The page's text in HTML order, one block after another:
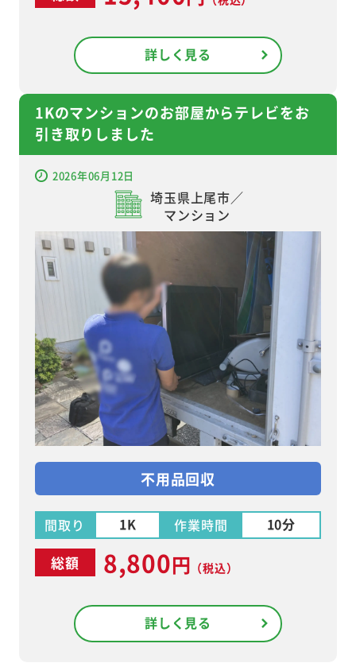
詳しく見る
1Kのマンションのお部屋からテレビをお
引き取りしました
2026年06月12日
埼玉県上尾市／
マンション
不用品回収
間取り 1K 作業時間 10分
総額 8,800円 （税込）
詳しく見る